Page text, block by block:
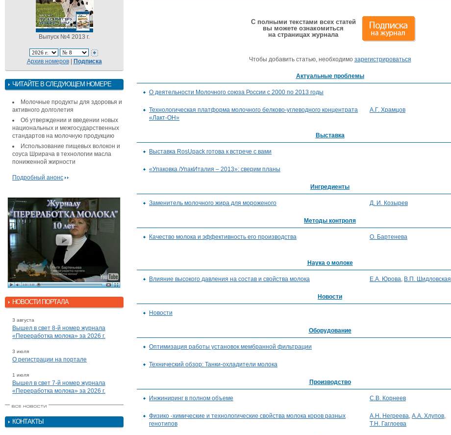
Выпуск №4 2013 г.
Архив номеров| Подписка
ЧИТАЙТЕ В СЛЕДУЮЩЕМ НОМЕРЕ
Молочные продукты для здоровья и
активного долголетия
Об утверждении и введении новых
национальных и межгосударственных
стандартов на молочную продукцию
Использование пищевых волокон и
соуса Шрирача в технологии масла
пониженной жирности
Подробный анонс
НОВОСТИ ПОРТАЛА
3 августа
Вышел в свет 8-й номер журнала
«Переработка молока» за 2026 г.
3 июля
О регистрации на портале
1 июля
Вышел в свет 7-й номер журнала
«Переработка молока» за 2026 г.
КОНТАКТЫ
С полными текстами всех статей
вы можете ознакомиться
на страницах журнала
Чтобы добавить статью, необходимо зарегистрироваться
Актуальные проблемы
О деятельности Молочного союза России с 2000 по 2013 годы
Технологическая платформа молочного белково-углеводного концентрата
«Лакт-ОН»
А.Г. Храмцов
Выставка
Выставка RosUpack готова к встрече с вами
«Упаковка /УпакИталия – 2013»: сверим планы
Ингредиенты
Заменитель молочного жира для мороженого Д. И. Козырев
Методы контроля
Качество молока и эффективность его производства О. Бартенева
Наука о молоке
Влияние высокого давления на состав и свойства молока Е.А. Юрова, В.П. Шидловская
Новости
Новости
Оборудование
Оптимизация работы установок мембранной фильтрации
Технический обзор: Танки-охладители молока
Производство
Инжиниринг в полном объеме С.В. Корнеев
Физико -химические и технологические свойства молока коров разных
генотипов
А.Н. Негреева, А.А. Хлупов,
Т.Н. Гаглоева